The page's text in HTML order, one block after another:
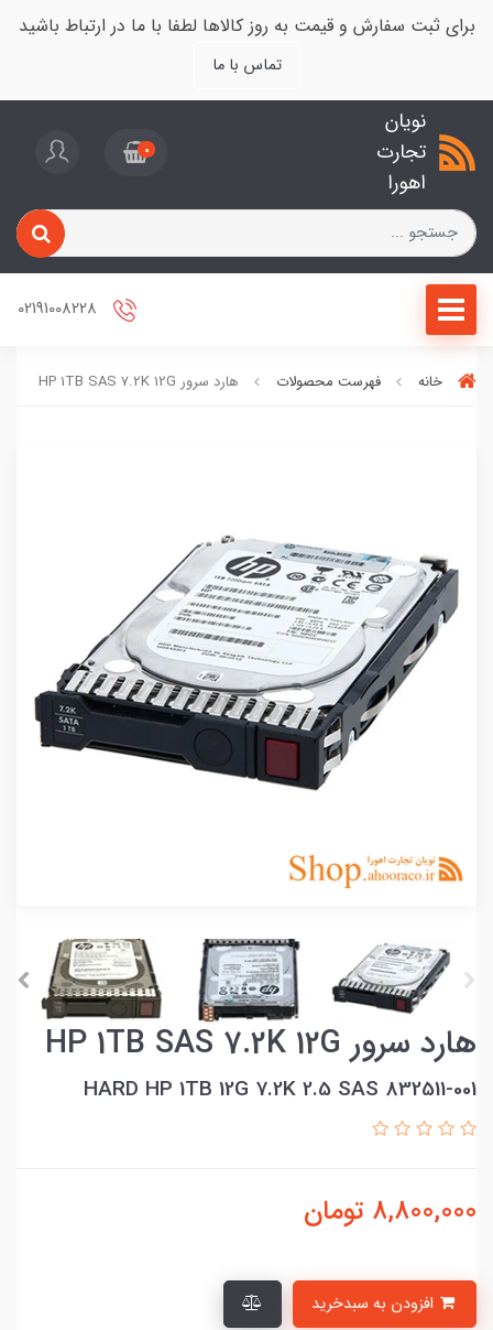
برای ثبت سفارش و قیمت به روز کالاها لطفا با ما در ارتباط باشید
تماس با ما
نویان
تجارت
اهورا
0
خانه فهرست محصولات هارد سرور HP 1TB SAS 7.2K 12G
هارد سرور HP 1TB SAS 7.2K 12G
832511-001 HARD HP 1TB 12G 7.2K 2.5 SAS
8,800,000 تومان